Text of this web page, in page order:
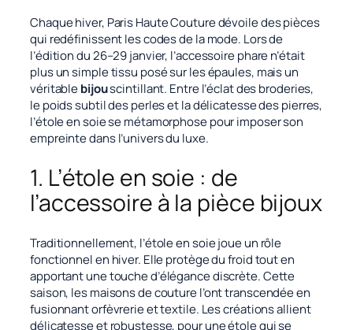
Chaque hiver, Paris Haute Couture dévoile des pièces
qui redéfinissent les codes de la mode. Lors de
l’édition du 26–29 janvier, l’accessoire phare n’était
plus un simple tissu posé sur les épaules, mais un
véritablebijouscintillant. Entre l’éclat des broderies,
le poids subtil des perles et la délicatesse des pierres,
l’étole en soie se métamorphose pour imposer son
empreinte dans l’univers du luxe.
1. L’étole en soie : de
l’accessoire à la pièce bijoux
Traditionnellement, l’étole en soie joue un rôle
fonctionnel en hiver. Elle protège du froid tout en
apportant une touche d’élégance discrète. Cette
saison, les maisons de couture l’ont transcendée en
fusionnant orfèvrerie et textile. Les créations allient
délicatesse et robustesse, pour une étole qui se